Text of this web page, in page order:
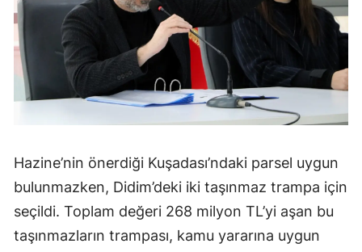
Hazine’nin önerdiği Kuşadası’ndaki parsel uygun
bulunmazken, Didim’deki iki taşınmaz trampa için
seçildi. Toplam değeri 268 milyon TL’yi aşan bu
taşınmazların trampası, kamu yararına uygun